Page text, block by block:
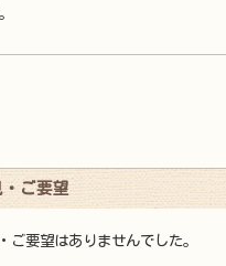
・ご要望
ご要望はありませんでした。